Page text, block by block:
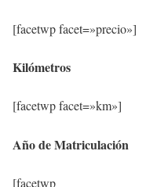
[facetwp facet=»precio»]
Kilómetros
[facetwp facet=»km»]
Año de Matriculación
[facetwp